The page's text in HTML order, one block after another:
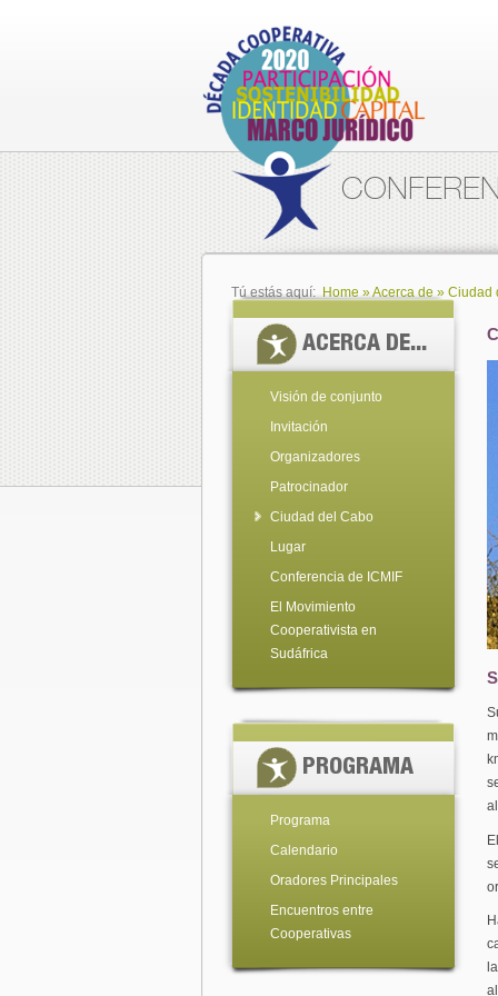
Tú estás aquí: Home »Acerca de » Ciudad
ACERCA DE...
Visión de conjunto
Invitación
Organizadores
Patrocinador
Ciudad del Cabo
Lugar
Conferencia de ICMIF
El Movimiento
Cooperativista en
Sudáfrica
PROGRAMA
Programa
Calendario
Oradores Principales
Encuentros entre
Cooperativas